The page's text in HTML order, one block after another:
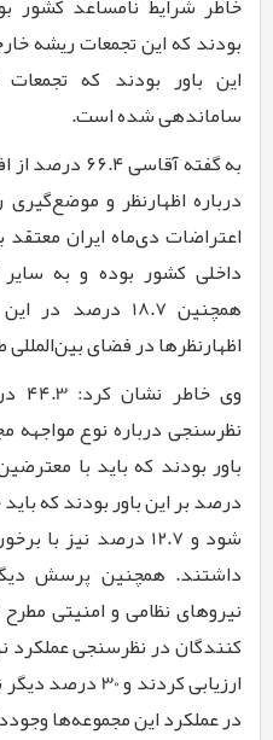
بودند که این تجمعات ریشه
این باور بودند که
ساماندهی شده است.
به گفته آقاسی۶۶.۴درصد از
درباره اظهارنظر و
اعتراضات دی‌ماه ایران
داخلی کشور بوده و به
همچنین 18.7 درصد در این
اظهارنظرها در فضای
وی خاطر نشان کرد:۴۴.3
نظرسنجی درباره نوع مواجهه
باور بودند که باید با
درصد بر این باور بودند که
شود و 12.7 درصد نیز با
داشتند. همچنین پرسش
نیروهای نظامی و امنیتی
کنندگان در نظرسنجی عملکرد
ارزیابی کردند و30درصد دیگر
در عملکرد این مجموعه‌ها